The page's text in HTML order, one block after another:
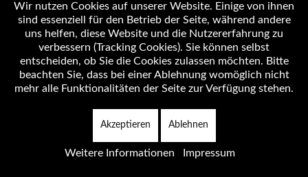
Öffnungszeiten
Impressum
Copyright © 2026 Autotechnik J. Weninger Alle Rechte vorbehalten.
Wir nutzen Cookies auf unserer Website. Einige von ihnen
sind essenziell für den Betrieb der Seite, während andere
uns helfen, diese Website und die Nutzererfahrung zu
verbessern (Tracking Cookies). Sie können selbst
entscheiden, ob Sie die Cookies zulassen möchten. Bitte
beachten Sie, dass bei einer Ablehnung womöglich nicht
mehr alle Funktionalitäten der Seite zur Verfügung stehen.
Akzeptieren Ablehnen
Weitere Informationen Impressum